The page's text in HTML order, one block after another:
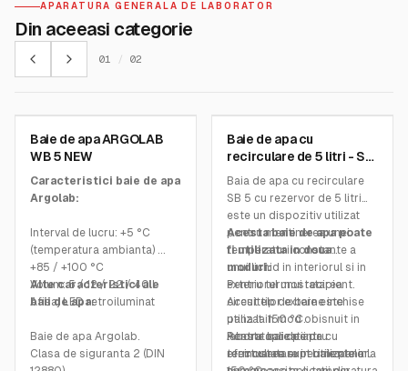
APARATURA GENERALA DE LABORATOR
Din aceeasi categorie
01 / 02
SKU:41201592
Baie de apa ARGOLAB
WB 5 NEW
Caracteristici baie de apa
Argolab:
Interval de lucru: +5 °C
(temperatura ambianta) ...
+85 / +100 °C
Volum: 5 / 12 / 22 / 40 l
Afisaj LED retroiluminat
Alte caracteristici ale
baii de apa:
Baie de apa Argolab.
Clasa de siguranta 2 (DIN
SKU:612.1029.06
Baie de apa cu
recirculare de 5 litri - SB
5T – FALC
Baia de apa cu recirculare
SB 5 cu rezervor de 5 litri
este un dispozitiv utilizat
pentru mentinerea unei
temperaturi constante a
unui lichid in interiorul si in
exteriorul unui recipient.
Acest tip de baie este
utilizat in mod obisnuit in
laboratoare pentru
efectuarea experimentelor
Acesta baie de apa poate
fi utilizata in doua
moduri:
Pentru termostatarea
circuitelor externe inchise
pana la 150 °C.
Pentru aplicatii de
termostatare in baie pana la
Aceste bai de apa cu
recirculare sunt utilizate in